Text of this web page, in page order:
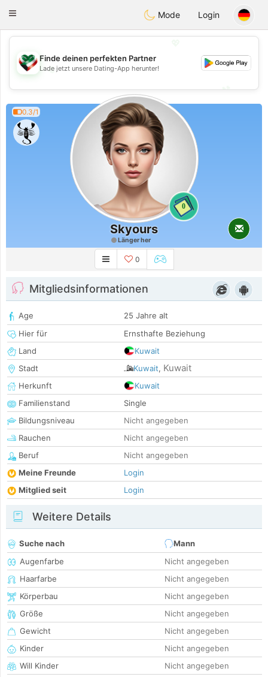
KuwaitChat
Toggle
Mode Login
💖
💕
💕
Finde deinen perfekten Partner
Lade jetzt unsere Dating-App herunter!
0.3/1
0
Skyours
Länger her
0
Mitgliedsinformationen
Age
25 Jahre alt
Hier für
Ernsthafte Beziehung
Land
Kuwait
Stadt
Kuwait, Kuwait
Herkunft
Kuwait
Familienstand
Single
Bildungsniveau
Nicht angegeben
Rauchen
Nicht angegeben
Beruf
Nicht angegeben
Meine Freunde
Login
Mitglied seit
Login
Weitere Details
Suche nach
Mann
Augenfarbe
Nicht angegeben
Haarfarbe
Nicht angegeben
Körperbau
Nicht angegeben
Größe
Nicht angegeben
Gewicht
Nicht angegeben
Kinder
Nicht angegeben
Will Kinder
Nicht angegeben